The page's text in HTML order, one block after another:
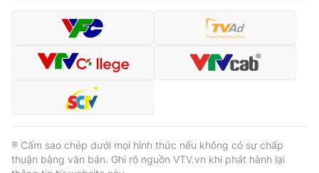
® Cấm sao chép dưới mọi hình thức nếu không có sự chấp
thuận bằng văn bản. Ghi rõ nguồn VTV.vn khi phát hành lại